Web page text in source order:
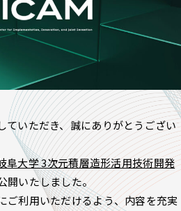
ていただき、誠にありがとうござい
阜大学 3次元積層造形活用技術開発
開いたしました。
ご利用いただけるよう、内容を充実